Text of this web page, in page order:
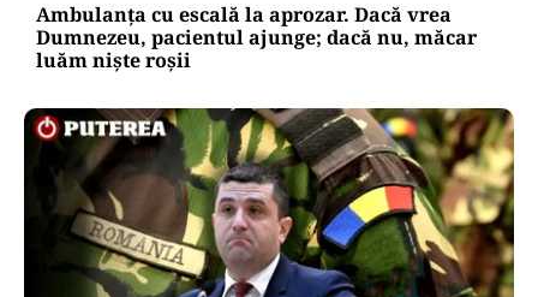
Ambulanța cu escală la aprozar. Dacă vrea
Dumnezeu, pacientul ajunge; dacă nu, măcar
luăm niște roșii